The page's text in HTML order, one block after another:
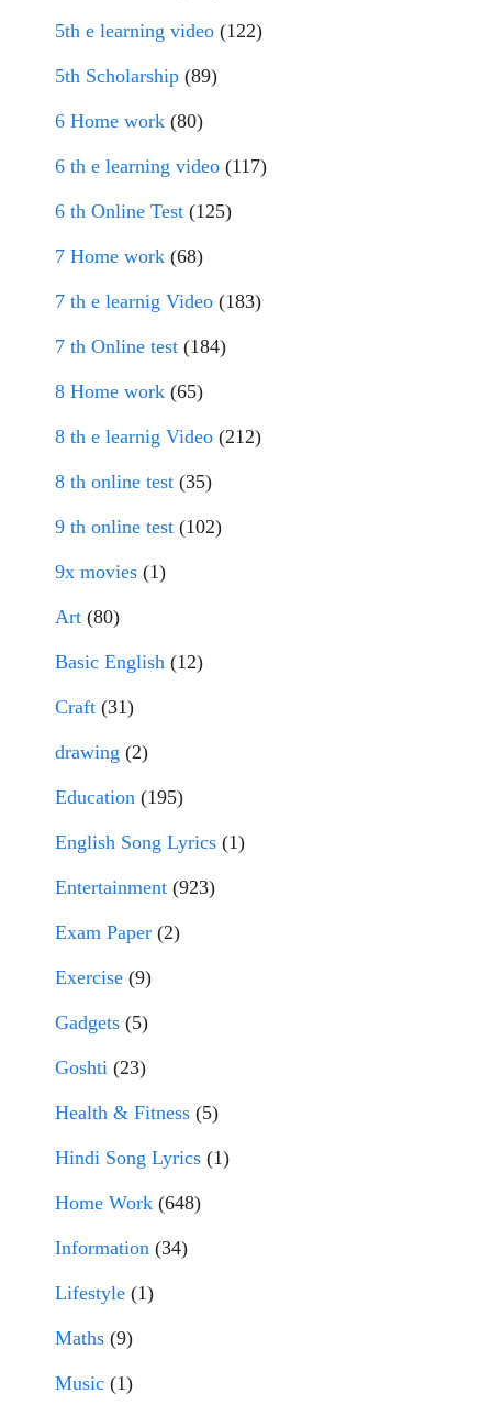
5th e learning video (122)
5th Scholarship (89)
6 Home work (80)
6 th e learning video (117)
6 th Online Test (125)
7 Home work (68)
7 th e learnig Video (183)
7 th Online test (184)
8 Home work (65)
8 th e learnig Video (212)
8 th online test (35)
9 th online test (102)
9x movies (1)
Art (80)
Basic English (12)
Craft (31)
drawing (2)
Education (195)
English Song Lyrics (1)
Entertainment (923)
Exam Paper (2)
Exercise (9)
Gadgets (5)
Goshti (23)
Health & Fitness (5)
Hindi Song Lyrics (1)
Home Work (648)
Information (34)
Lifestyle (1)
Maths (9)
Music (1)